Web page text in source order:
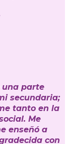
una parte
secundaria;
tanto en la
Me
enseñó a
con